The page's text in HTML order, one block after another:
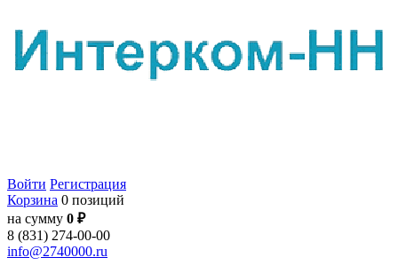
Войти Регистрация
Корзина 0 позиций
на сумму 0 ₽
8 (831) 274-00-00
info@2740000.ru